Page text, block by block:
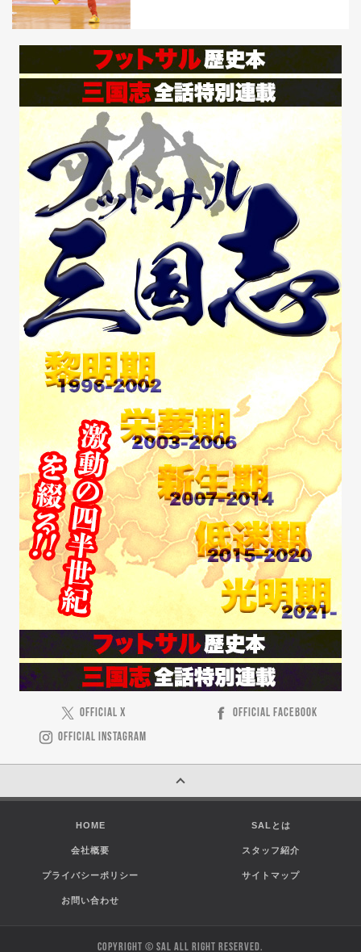
OFFICIAL X
OFFICIAL FACEBOOK
OFFICIAL INSTAGRAM
HOME SALとは
会社概要 スタッフ紹介
プライバシーポリシー サイトマップ
お問い合わせ
COPYRIGHT © SAL ALL RIGHT RESERVED.